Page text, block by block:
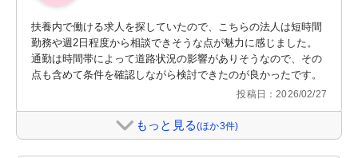
扶養内で働ける求人を探していたので、こちらの法人は短時間
勤務や週2日程度から相談できそうな点が魅力に感じました。
通勤は時間帯によって道路状況の影響がありそうなので、その
点も含めて条件を確認しながら検討できたのが良かったです。
投稿日：2026/02/27
もっと見る(ほか3件)